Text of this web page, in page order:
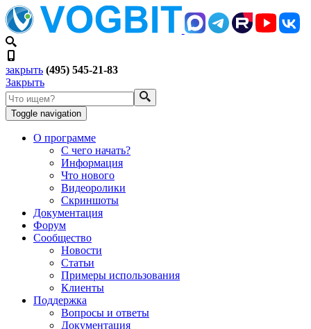
закрыть (495) 545-21-83
Закрыть
Toggle navigation
О программе
С чего начать?
Информация
Что нового
Видеоролики
Скриншоты
Документация
Форум
Сообщество
Новости
Статьи
Примеры использования
Клиенты
Поддержка
Вопросы и ответы
Документация